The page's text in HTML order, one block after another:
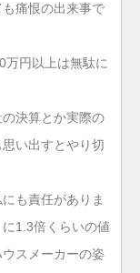
痛恨の出来事で
万円以上は無駄に
決算とか実際の
い出すとやり切
も責任がありま
1.3倍くらいの値
スメーカーの姿